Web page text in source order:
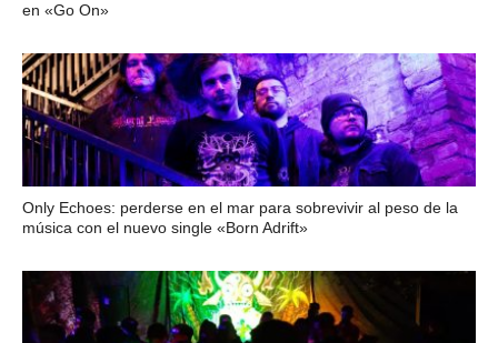
en «Go On»
Only Echoes: perderse en el mar para sobrevivir al peso de la
música con el nuevo single «Born Adrift»